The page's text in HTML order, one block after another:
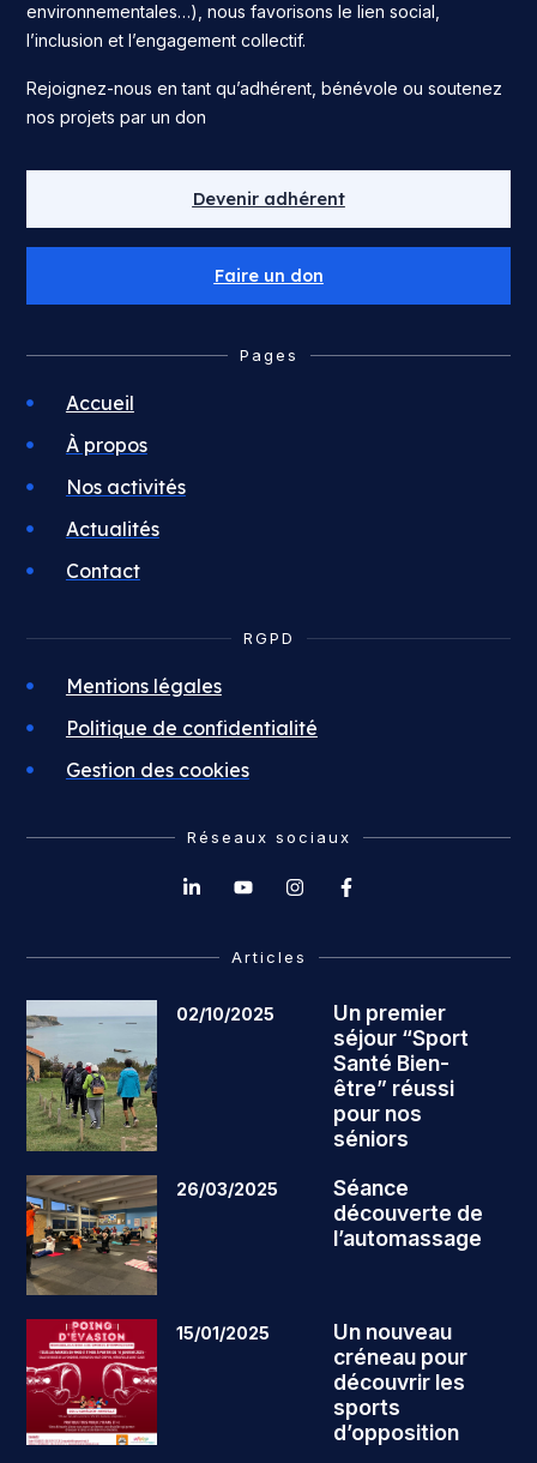
environnementales…), nous favorisons le lien social,
l’inclusion et l’engagement collectif.
Rejoignez-nous en tant qu’adhérent, bénévole ou soutenez
nos projets par un don
Devenir adhérent
Faire un don
Pages
Accueil
À propos
Nos activités
Actualités
Contact
RGPD
Mentions légales
Politique de confidentialité
Gestion des cookies
Réseaux sociaux
Articles
02/10/2025
Un premier
séjour “Sport
Santé Bien-
être” réussi
pour nos
séniors
26/03/2025
Séance
découverte de
l’automassage
15/01/2025
Un nouveau
créneau pour
découvrir les
sports
d’opposition